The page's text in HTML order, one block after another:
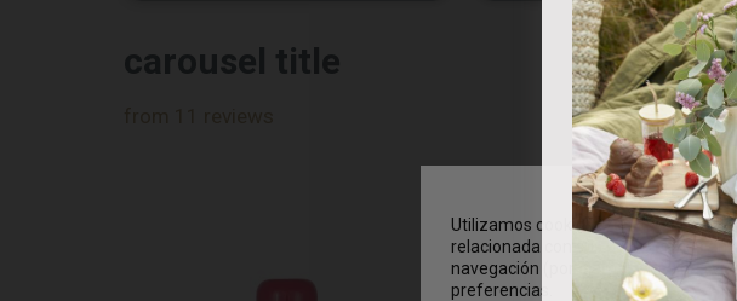
carousel title
Utilizamos cookies propias y de
relacionada con sus preferencias en
navegación (por ejemplo, páginas
preferencias.